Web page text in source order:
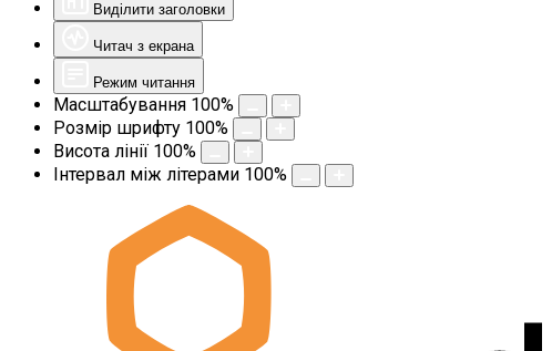
Виділити заголовки
Читач з екрана
Режим читання
Масштабування 100%
Розмір шрифту 100%
Висота лінії 100%
Інтервал між літерами 100%